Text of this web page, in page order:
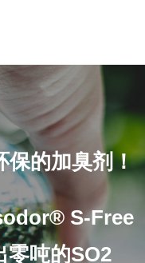
的加臭剂！
S-Free
零吨的SO2